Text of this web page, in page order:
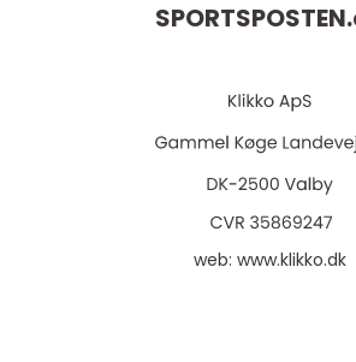
SPORTSPOSTEN.
web: www.klikko.dk